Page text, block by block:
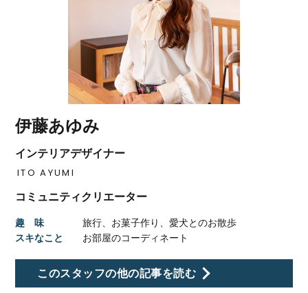
伊藤あゆみ
インテリアデザイナー
ITO AYUMI
コミュニティクリエーター
趣 味
旅行、お菓子作り、愛犬とのお散歩
スキなこと
お部屋のコーディネート
このスタッフの他の記事を読む